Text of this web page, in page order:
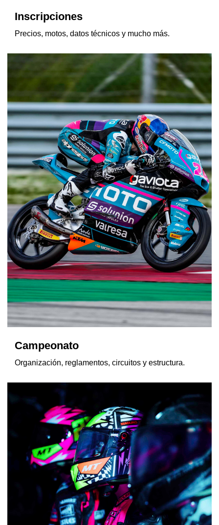
Inscripciones
Precios, motos, datos técnicos y mucho más.
Campeonato
Organización, reglamentos, circuitos y estructura.